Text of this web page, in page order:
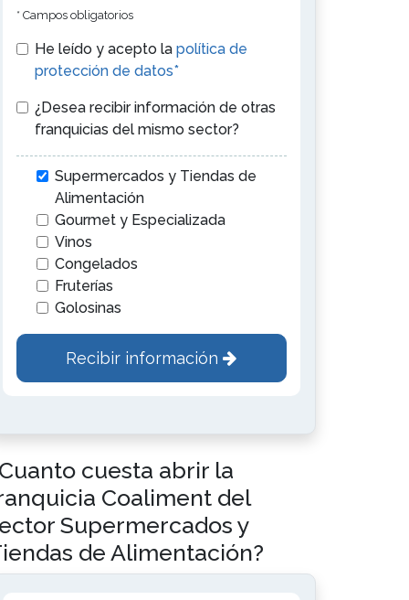
* Campos obligatorios
He leído y acepto la política de
protección de datos*
¿Desea recibir información de otras
franquicias del mismo sector?
Supermercados y Tiendas de
Alimentación
Gourmet y Especializada
Vinos
Congelados
Fruterías
Golosinas
Recibir información
cuesta abrir la
Coaliment del
Supermercados y
de Alimentación?